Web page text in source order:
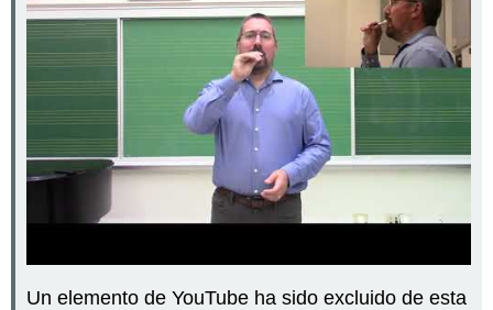
Un elemento de YouTube ha sido excluido de esta